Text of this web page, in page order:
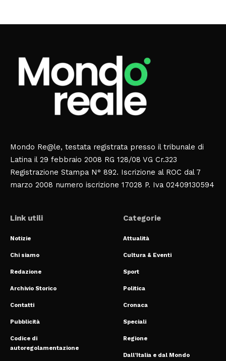
Mondo Re@le, testata registrata presso il tribunale di
Latina il 29 febbraio 2008 RG 128/08 VG Cr.323
Registrazione Stampa N° 892. Iscrizione al ROC dal 7
marzo 2008 numero iscrizione 17028 P. Iva 02409130594
Link utili
Notizie
Chi siamo
Redazione
Archivio Storico
Contatti
Pubblicità
Codice di
autoregolamentazione
Categorie
Attualità
Cultura & Eventi
Sport
Politica
Cronaca
Speciali
Regione
Dall’Italia e dal Mondo